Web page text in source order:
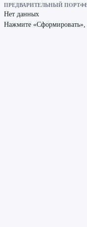
ПРЕДВАРИТЕЛЬНЫЙ
Нет данных
Нажмите «Сформировать»,